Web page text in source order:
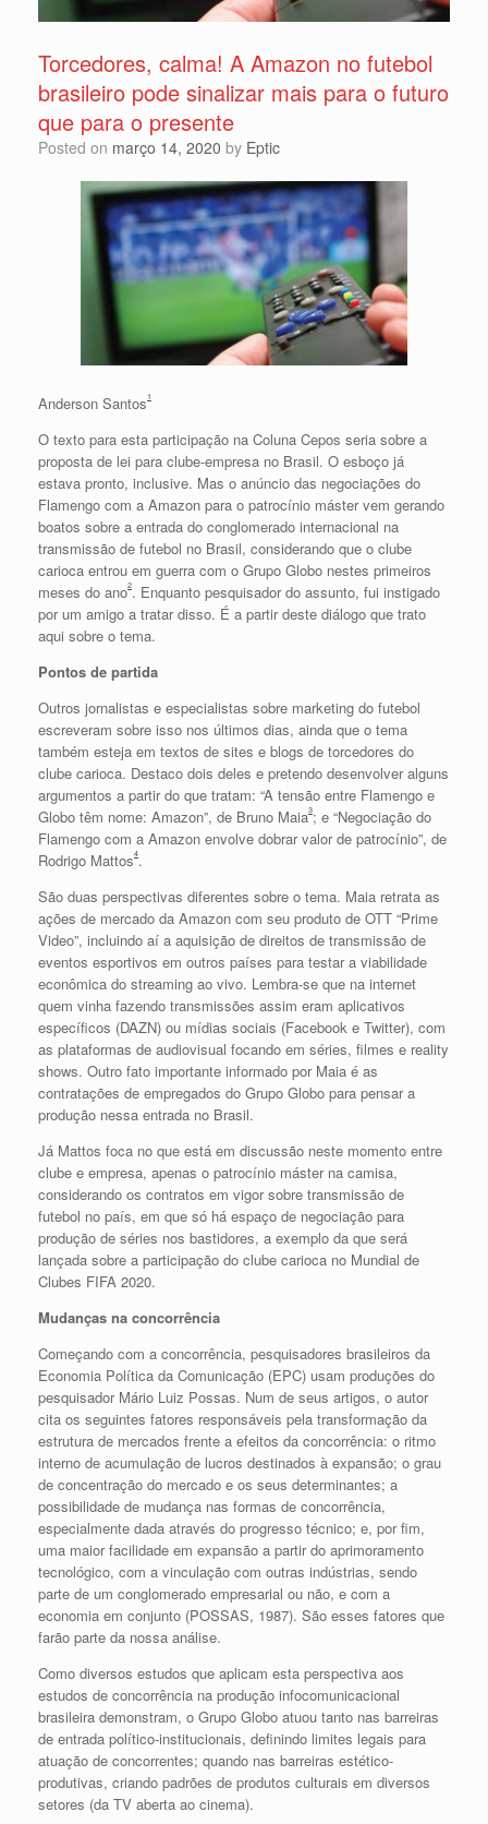
Torcedores, calma! A Amazon no futebol
brasileiro pode sinalizar mais para o futuro
que para o presente
Posted on março 14, 2020 by Eptic
Anderson Santos 1
O texto para esta participação na Coluna Cepos seria sobre a
proposta de lei para clube-empresa no Brasil. O esboço já
estava pronto, inclusive. Mas o anúncio das negociações do
Flamengo com a Amazon para o patrocínio máster vem gerando
boatos sobre a entrada do conglomerado internacional na
transmissão de futebol no Brasil, considerando que o clube
carioca entrou em guerra com o Grupo Globo nestes primeiros
meses do ano2. Enquanto pesquisador do assunto, fui instigado
por um amigo a tratar disso. É a partir deste diálogo que trato
aqui sobre o tema.
Pontos de partida
Outros jornalistas e especialistas sobre marketing do futebol
escreveram sobre isso nos últimos dias, ainda que o tema
também esteja em textos de sites e blogs de torcedores do
clube carioca. Destaco dois deles e pretendo desenvolver alguns
argumentos a partir do que tratam: “A tensão entre Flamengo e
Globo têm nome: Amazon”, de Bruno Maia3; e “Negociação do
Flamengo com a Amazon envolve dobrar valor de patrocínio”, de
Rodrigo Mattos4.
São duas perspectivas diferentes sobre o tema. Maia retrata as
ações de mercado da Amazon com seu produto de OTT “Prime
Video”, incluindo aí a aquisição de direitos de transmissão de
eventos esportivos em outros países para testar a viabilidade
econômica do streaming ao vivo. Lembra-se que na internet
quem vinha fazendo transmissões assim eram aplicativos
específicos (DAZN) ou mídias sociais (Facebook e Twitter), com
as plataformas de audiovisual focando em séries, filmes e reality
shows. Outro fato importante informado por Maia é as
contratações de empregados do Grupo Globo para pensar a
produção nessa entrada no Brasil.
Já Mattos foca no que está em discussão neste momento entre
clube e empresa, apenas o patrocínio máster na camisa,
considerando os contratos em vigor sobre transmissão de
futebol no país, em que só há espaço de negociação para
produção de séries nos bastidores, a exemplo da que será
lançada sobre a participação do clube carioca no Mundial de
Clubes FIFA 2020.
Mudanças na concorrência
Começando com a concorrência, pesquisadores brasileiros da
Economia Política da Comunicação (EPC) usam produções do
pesquisador Mário Luiz Possas. Num de seus artigos, o autor
cita os seguintes fatores responsáveis pela transformação da
estrutura de mercados frente a efeitos da concorrência: o ritmo
interno de acumulação de lucros destinados à expansão; o grau
de concentração do mercado e os seus determinantes; a
possibilidade de mudança nas formas de concorrência,
especialmente dada através do progresso técnico; e, por fim,
uma maior facilidade em expansão a partir do aprimoramento
tecnológico, com a vinculação com outras indústrias, sendo
parte de um conglomerado empresarial ou não, e com a
economia em conjunto (POSSAS, 1987). São esses fatores que
farão parte da nossa análise.
Como diversos estudos que aplicam esta perspectiva aos
estudos de concorrência na produção infocomunicacional
brasileira demonstram, o Grupo Globo atuou tanto nas barreiras
de entrada político-institucionais, definindo limites legais para
atuação de concorrentes; quando nas barreiras estético-
produtivas, criando padrões de produtos culturais em diversos
setores (da TV aberta ao cinema).